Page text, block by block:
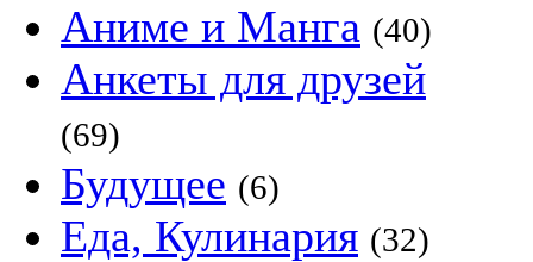
Аниме и Манга (40)
Анкеты для друзей
(69)
Будущее (6)
Еда, Кулинария (32)